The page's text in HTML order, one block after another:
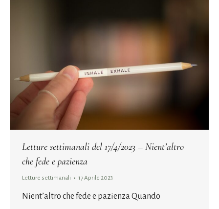
Letture settimanali del 17/4/2023 – Nient’altro
che fede e pazienza
Letture settimanali 17 Aprile 2023
Nient’altro che fede e pazienza Quando